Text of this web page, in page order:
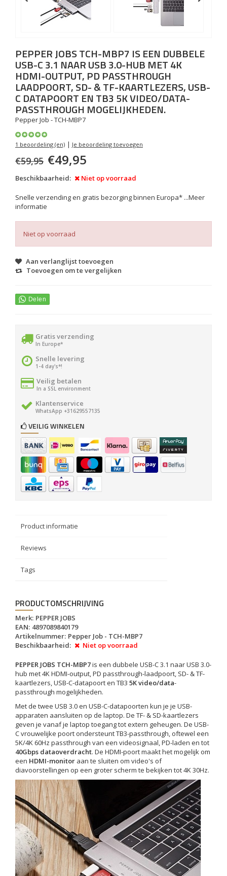
PEPPER JOBSTCH-MBP7 IS EEN DUBBELE
USB-C 3.1 NAAR USB 3.0-HUB MET 4K
HDMI-OUTPUT, PD PASSTHROUGH
LAADPOORT, SD- & TF-KAARTLEZERS, USB-
C DATAPOORT EN TB3 5K VIDEO/DATA-
PASSTHROUGH MOGELIJKHEDEN.
Pepper Job - TCH-MBP7
1 beoordeling (en) | Je beoordeling toevoegen
€59,95 €49,95
Beschikbaarheid: Niet op voorraad
Snelle verzending en gratis bezorging binnen Europa* ...Meer
informatie
Niet op voorraad
Aan verlanglijst toevoegen
Toevoegen om te vergelijken
Gratis verzending
In Europe*
Snelle levering
1-4 day's*!
Veilig betalen
In a SSL environment
Klantenservice
WhatsApp +31629557135
VEILIG WINKELEN
Product informatie
Reviews
Tags
PRODUCTOMSCHRIJVING
Merk: PEPPER JOBS
EAN: 4897089840179
Artikelnummer: Pepper Job - TCH-MBP7
Beschikbaarheid:
Niet op voorraad
PEPPER JOBS TCH-MBP7is een dubbele USB-C 3.1 naar USB 3.0-
hub met 4K HDMI-output, PD passthrough-laadpoort, SD- & TF-
kaartlezers, USB-C-datapoort en TB3 5K video/data-
passthrough mogelijkheden.
Met de twee USB 3.0 en USB-C-datapoorten kun je je USB-
apparaten aansluiten op de laptop. De TF- & SD-kaartlezers
geven je vanaf je laptop toegang tot extern geheugen. De USB-
C vrouwelijke poort ondersteunt TB3-passthrough, oftewel een
5K/4K 60Hz passthrough van een videosignaal, PD-laden en tot
40Gbps dataoverdracht. De HDMI-poort maakt het mogelijk om
een HDMI-monitor aan te sluiten om video's of
diavoorstellingen op een groter scherm te bekijken tot 4K 30Hz.